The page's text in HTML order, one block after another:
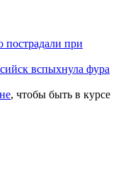
пострадали при
вспыхнула фура
, чтобы быть в курсе